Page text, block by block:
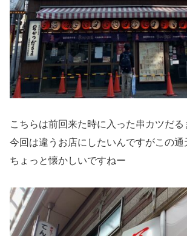
こちらは前回来た時に入った串カツだる
今回は違うお店にしたいんですがこの通
ちょっと懐かしいですねー